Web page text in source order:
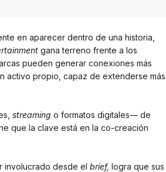
en aparecer dentro de una historia,
gana terreno frente a los
pueden generar conexiones más
activo propio, capaz de extenderse más
streaming o formatos digitales— de
que la clave está en la co-creación
involucrado desde el brief, logra que sus